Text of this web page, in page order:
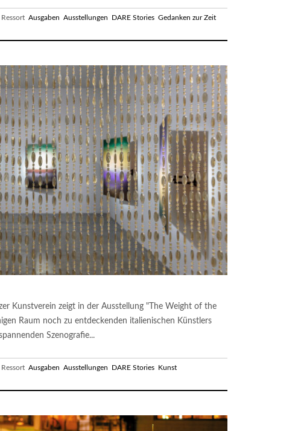
Ressort Ausgaben Ausstellungen DARE Stories Gedanken zur Zeit
Kunstverein zeigt in der Ausstellung "The Weight of the
Raum noch zu entdeckenden italienischen Künstlers
Szenografie...
Ressort Ausgaben Ausstellungen DARE Stories Kunst